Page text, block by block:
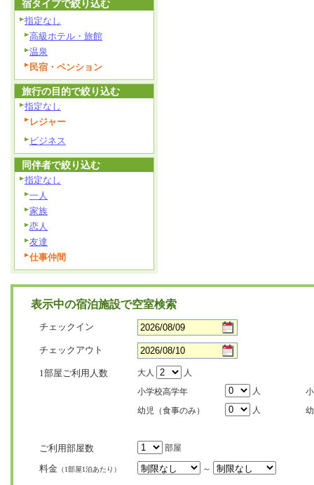
宿タイプで絞り込む
指定なし
高級ホテル・旅館
温泉
民宿・ペンション
旅行の目的で絞り込む
指定なし
レジャー
ビジネス
同伴者で絞り込む
指定なし
一人
家族
恋人
友達
仕事仲間
表示中の宿泊施設で空室検索
チェックイン
チェックアウト
1部屋ご利用人数 大人
人
小学校高学年
人
幼児（食事のみ）
人
ご利用部屋数 部屋
料金 （1部屋1泊あたり） ～